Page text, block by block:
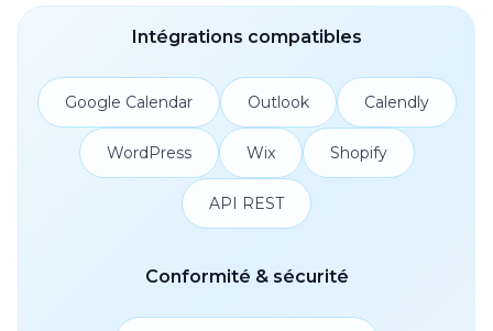
Intégrations compatibles
Google Calendar Outlook Calendly
WordPress Wix Shopify
API REST
Conformité & sécurité